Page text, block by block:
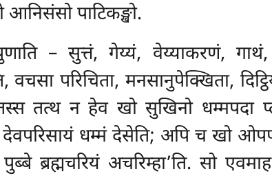
आनिसंसो पाटिकङ्खो.
– सुत्तं, गेय्यं, वेय्याकरणं,
परिचिता, मनसानुपेक्खिता,
तत्थ न हेव खो सुखिनो धम्मपदा
धम्मं देसेति; अपि च खो
ब्रह्मचरियं अचरिम्हा’ति. सो